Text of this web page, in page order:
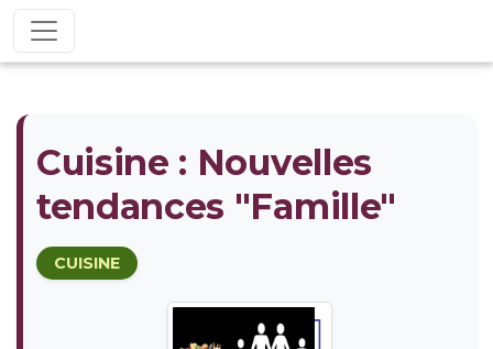
Cuisine : Nouvelles
tendances "Famille"
CUISINE